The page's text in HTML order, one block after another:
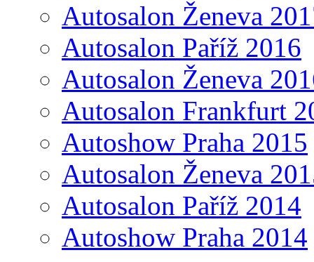
Autosalon Ženeva
Autosalon Paříž 2016
Autosalon Ženeva
Autosalon Frankfurt
Autoshow Praha 2015
Autosalon Ženeva
Autosalon Paříž 2014
Autoshow Praha 2014